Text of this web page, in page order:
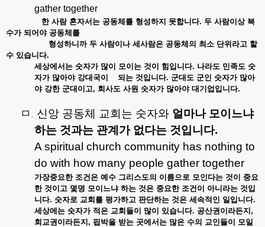
gather together
한 사람 혼자서는 공동체를 형성하지 못합니다. 두 사람이상 복
수가 되어야 공동체를
형성하니까 두 사람이나 세사람은 공동체의 최소 단위라고 할
수 있습니다.
세상에서는 숫자가 많이 모이는 것이 힘입니다. 나라도 민족도 숫
자가 많아야 강대국이 되는 것입니다. 군대도 군인 숫자가 많아
야 강한 군대이고, 회사도 사원 숫자가 많아야 대기업입니다.
ㅁ . 신앙 공동체 교회는 숫자와 얼마나 모이느냐
하는 것과는 관계가 없다는 것입니다.
A spiritual church community has nothing to
do with how many people gather together
가장중요한 조건은 예수 그리스도의 이름으로 모인다는 것이
중요
한 것이고 몇명 모이느냐 하는 것은 중요한 조건이 아니라는 것입
니다. 숫자로 교회를 평가하고 판단하는 것은 세속적인 일입니다.
세상에는 숫자가 적은 교회들이 많이 있습니다. 공산권이라든지 ,
회교권이라든지 , 핍박을 받는 곳에서는 많은 수의 교인들이
모일